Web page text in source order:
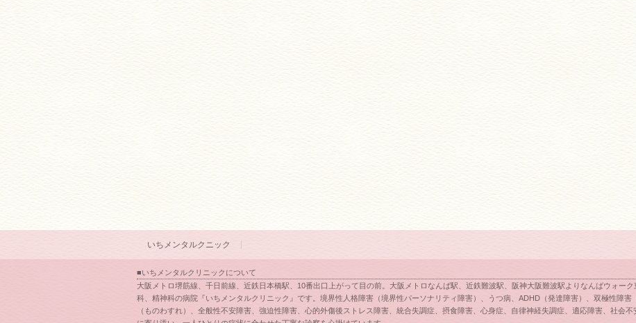
いちメンタルクニック
■いちメンタルクリニックについて
大阪メトロ堺筋線、千日前線、近鉄日本橋駅、10番出口上がって目の前。大阪メトロなんば駅、近鉄難波駅、阪神大阪難波駅よりなんばウォー
科、精神科の病院『いちメンタルクリニック』です。境界性人格障害（境界性パーソナリティ障害）、うつ病、ADHD（発達障害）、双極性障
（ものわすれ）、全般性不安障害、強迫性障害、心的外傷後ストレス障害、統合失調症、摂食障害、心身症、自律神経失調症、適応障害、社会